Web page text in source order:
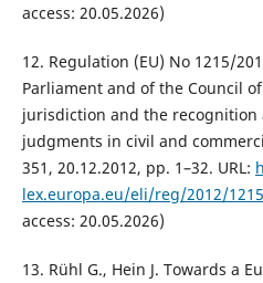
access: 20.05.2026)
12. Regulation (EU) No 1215/
Parliament and of the Council
jurisdiction and the recognition
judgments in civil and
351, 20.12.2012, pp. 1–32. URL:
lex.europa.eu/eli/reg/2012/
access: 20.05.2026)
13. Rühl G., Hein J. Towards a